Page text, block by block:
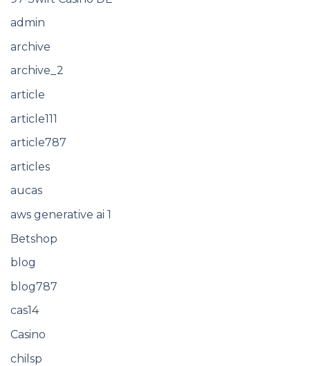
admin
archive
archive_2
article
article111
article787
articles
aucas
aws generative ai 1
Betshop
blog
blog787
cas14
Casino
chilsp